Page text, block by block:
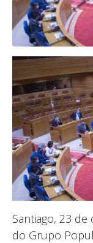
Santiago, 23
do Grupo